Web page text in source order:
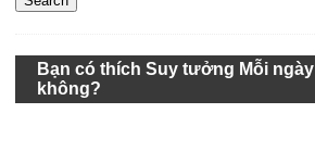
Bạn có thích Suy tưởng Mỗi ngày
không?